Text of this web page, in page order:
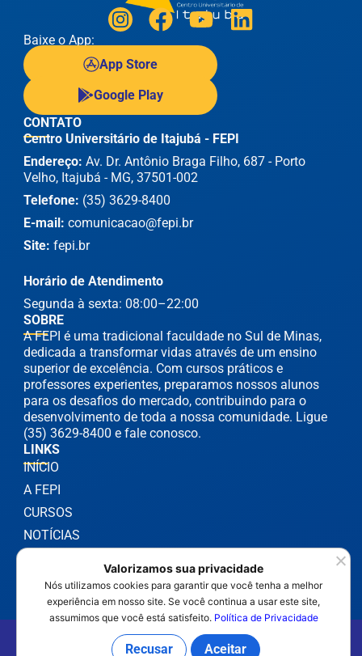
Baixe o App:
App Store
Google Play
SOBRE
A FEPI é uma tradicional faculdade no Sul de Minas,
dedicada a transformar vidas através de um ensino
superior de excelência. Com cursos práticos e
professores experientes, preparamos nossos alunos
para os desafios do mercado, contribuindo para o
desenvolvimento de toda a nossa comunidade. Ligue
(35) 3629-8400 e fale conosco.
LINKS
INÍCIO
A FEPI
CURSOS
NOTÍCIAS
CONTATO
Centro Universitário de Itajubá - FEPI
Endereço: Av. Dr. Antônio Braga Filho, 687 - Porto
Velho, Itajubá - MG, 37501-002
Telefone: (35) 3629-8400
E-mail: comunicacao@fepi.br
Site: fepi.br
Horário de Atendimento
Segunda à sexta: 08:00–22:00
©2025 FEPI Itajubá - Todos os Direitos Reservados
Política de Privacidade
Valorizamos sua privacidade
Nós utilizamos cookies para garantir que você tenha a melhor
experiência em nosso site. Se você continua a usar este site,
assumimos que você está satisfeito. Política de Privacidade
Aceitar
Recusar